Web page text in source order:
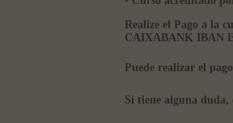
Realize el Pago a la
CAIXABANK IBAN
Puede realizar el
Si tiene alguna